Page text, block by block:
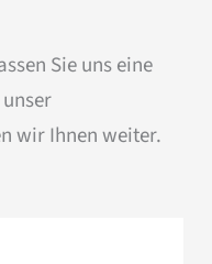
Sie uns eine
wir Ihnen weiter.